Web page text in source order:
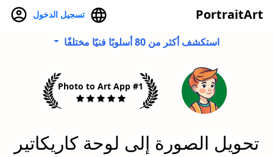
PortraitArt تسجيل الدخول
استكشف أكثر من 80 أسلوبًا فنيًا مختلفًا
#1 Photo to Art App
تحويل الصورة إلى لوحة كاريكاتير